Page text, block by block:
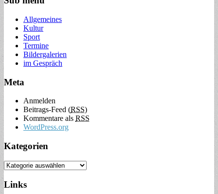
Allgemeines
Kultur
Sport
Termine
Bildergalerien
im Gespräch
Meta
Anmelden
Beitrags-Feed (RSS)
Kommentare als RSS
WordPress.org
Kategorien
Links